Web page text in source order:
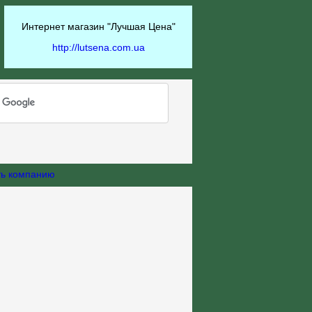
Интернет магазин "Лучшая Цена"
http://lutsena.com.ua